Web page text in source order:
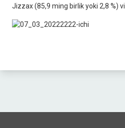
Jizzax (85,9 ming birlik yoki 2,8 %)